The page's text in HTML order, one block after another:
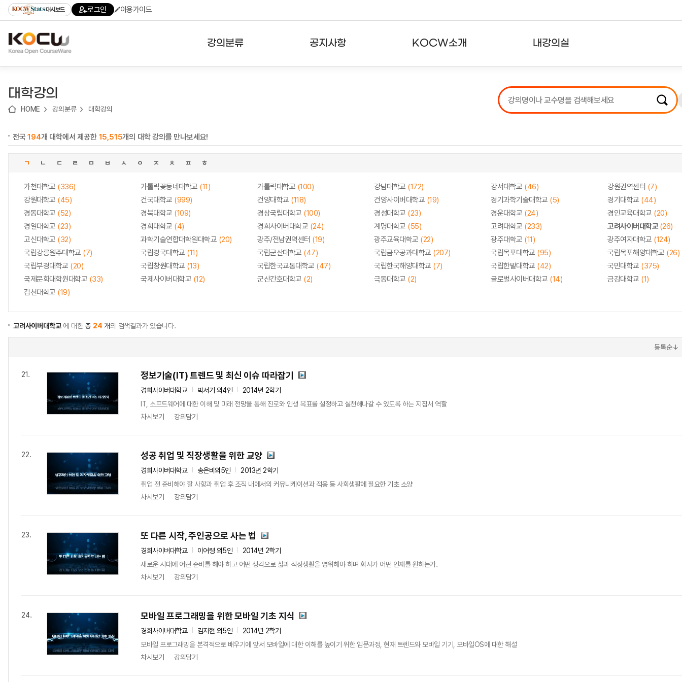
기
기
기
content)
가
대시보드 로그인 이용가이드
강의분류 공지사항 KOCW소개 내강의실
강의리스트
수강확인증강의
대학강의
HOME 강의분류 대학강의
전국194개 대학에서 제공한 15,515개의 대학 강의를 만나보세요!
ㄱ ㄴ ㄷ ㄹ ㅁ ㅂ ㅅ ㅇ ㅈ ㅊ ㅍ ㅎ
가천대학교 (336) 가톨릭꽃동네대학교 (11) 가톨릭대학교 (100) 강남대학교 (172) 강서대학교 (46) 강원권역센터 (7)
강원대학교 (45) 건국대학교 (999) 건양대학교 (118) 건양사이버대학교 (19) 경기과학기술대학교 (5) 경기대학교 (44)
경동대학교 (52) 경북대학교 (109) 경상국립대학교 (100) 경성대학교 (23) 경운대학교 (24) 경인교육대학교 (20)
경일대학교 (23) 경희대학교 (4) 경희사이버대학교 (24) 계명대학교 (55) 고려대학교 (233) 고려사이버대학교(26)
고신대학교 (32) 과학기술연합대학원대학교 (20) 광주/전남권역센터 (19) 광주교육대학교 (22) 광주대학교 (11) 광주여자대학교 (124)
국립강릉원주대학교 (7) 국립경국대학교 (11) 국립군산대학교 (47) 국립금오공과대학교 (207) 국립목포대학교 (95) 국립목포해양대학교 (26)
국립부경대학교 (20) 국립창원대학교 (13) 국립한국교통대학교 (47) 국립한국해양대학교 (7) 국립한밭대학교 (42) 국민대학교 (375)
국제문화대학원대학교 (33) 국제사이버대학교 (12) 군산간호대학교 (2) 극동대학교 (2) 글로벌사이버대학교 (14) 금강대학교 (1)
김천대학교 (19)
고려사이버대학교에 대한총 24 개의 검색결과가 있습니다.
등록순↓
21. 정보기술(IT) 트렌드 및 최신 이슈 따라잡기
경희사이버대학교 박서기 외4인
2014년 2학기
IT, 소프트웨어에 대한 이해 및 미래 전망을 통해 진로와 인생 목표를 설정하고 실천해나갈 수 있도록 하는 지침서 역할
차시보기
강의담기
22. 성공 취업 및 직장생활을 위한 교양
경희사이버대학교 송은비외5인
2013년 2학기
취업 전 준비해야 할 사항과 취업 후 조직 내에서의 커뮤니케이션과 적응 등 사회생활에 필요한 기초 소양
차시보기
강의담기
23. 또 다른 시작, 주인공으로 사는 법
경희사이버대학교 이어령 외5인
2014년 2학기
새로운 시대에 어떤 준비를 해야 하고 어떤 생각으로 삶과 직장생활을 영위해야 하며 회사가 어떤 인재를 원하는가.
차시보기
강의담기
24. 모바일 프로그래밍을 위한 모바일 기초 지식
경희사이버대학교 김지현 외5인
2014년 2학기
모바일 프로그래밍을 본격적으로 배우기에 앞서 모바일에 대한 이해를 높이기 위한 입문과정, 현재 트렌드와 모바일 기기, 모바일OS에 대한 해설
차시보기
강의담기